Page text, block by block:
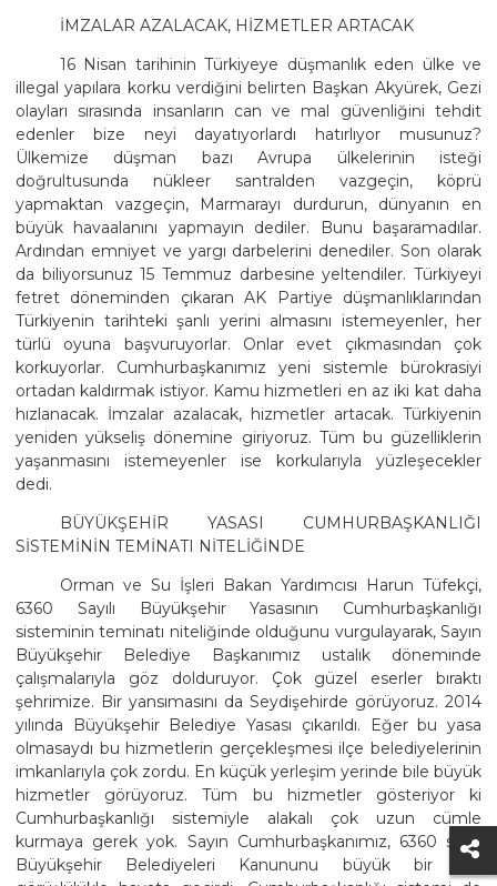
İMZALAR AZALACAK, HİZMETLER ARTACAK
16 Nisan tarihinin Türkiyeye düşmanlık eden ülke ve
illegal yapılara korku verdiğini belirten Başkan Akyürek, Gezi
olayları sırasında insanların can ve mal güvenliğini tehdit
edenler bize neyi dayatıyorlardı hatırlıyor musunuz?
Ülkemize düşman bazı Avrupa ülkelerinin isteği
doğrultusunda nükleer santralden vazgeçin, köprü
yapmaktan vazgeçin, Marmarayı durdurun, dünyanın en
büyük havaalanını yapmayın dediler. Bunu başaramadılar.
Ardından emniyet ve yargı darbelerini denediler. Son olarak
da biliyorsunuz 15 Temmuz darbesine yeltendiler. Türkiyeyi
fetret döneminden çıkaran AK Partiye düşmanlıklarından
Türkiyenin tarihteki şanlı yerini almasını istemeyenler, her
türlü oyuna başvuruyorlar. Onlar evet çıkmasından çok
korkuyorlar. Cumhurbaşkanımız yeni sistemle bürokrasiyi
ortadan kaldırmak istiyor. Kamu hizmetleri en az iki kat daha
hızlanacak. İmzalar azalacak, hizmetler artacak. Türkiyenin
yeniden yükseliş dönemine giriyoruz. Tüm bu güzelliklerin
yaşanmasını istemeyenler ise korkularıyla yüzleşecekler
dedi.
BÜYÜKŞEHİR YASASI CUMHURBAŞKANLIĞI
SİSTEMİNİN TEMİNATI NİTELİĞİNDE
Orman ve Su İşleri Bakan Yardımcısı Harun Tüfekçi,
6360 Sayılı Büyükşehir Yasasının Cumhurbaşkanlığı
sisteminin teminatı niteliğinde olduğunu vurgulayarak, Sayın
Büyükşehir Belediye Başkanımız ustalık döneminde
çalışmalarıyla göz dolduruyor. Çok güzel eserler bıraktı
şehrimize. Bir yansımasını da Seydişehirde görüyoruz. 2014
yılında Büyükşehir Belediye Yasası çıkarıldı. Eğer bu yasa
olmasaydı bu hizmetlerin gerçekleşmesi ilçe belediyelerinin
imkanlarıyla çok zordu. En küçük yerleşim yerinde bile büyük
hizmetler görüyoruz. Tüm bu hizmetler gösteriyor ki
Cumhurbaşkanlığı sistemiyle alakalı çok uzun cümle
kurmaya gerek yok. Sayın Cumhurbaşkanımız, 6360 sayılı
Büyükşehir Belediyeleri Kanununu büyük bir ileri